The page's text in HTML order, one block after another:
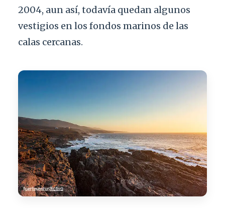
2004, aun así, todavía quedan algunos
vestigios en los fondos marinos de las
calas cercanas.